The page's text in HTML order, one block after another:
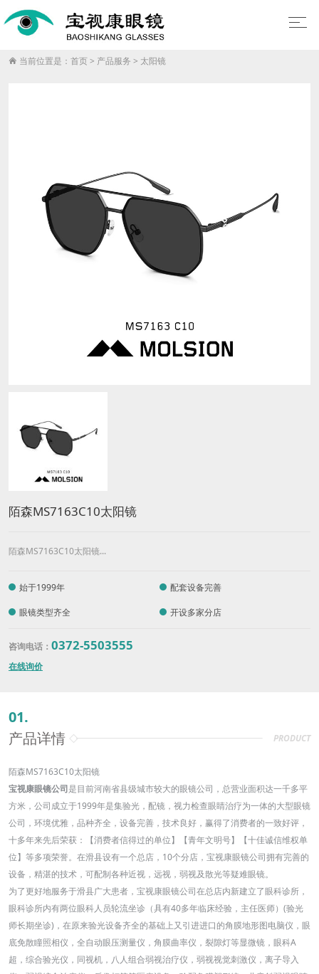
 当前位置是： 首页> 产品服务 > 太阳镜
陌森MS7163C10太阳镜
陌森MS7163C10太阳镜...
始于1999年 配套设备完善
眼镜类型齐全 开设多家分店
咨询电话： 0372-5503555
在线询价
01.
产品详情
PRODUCT
陌森MS7163C10太阳镜
宝视康眼镜公司是目前河南省县级城市较大的眼镜公司，总营业面积达一千多平
方米，公司成立于1999年是集验光，配镜，视力检查眼睛治疗为一体的大型眼镜
公司，环境优雅，品种齐全，设备完善，技术良好，赢得了消费者的一致好评，
十多年来先后荣获：【消费者信得过的单位】【青年文明号】【十佳诚信维权单
位】等多项荣誉。在滑县设有一个总店，10个分店，宝视康眼镜公司拥有完善的
设备，精湛的技术，可配制各种近视，远视，弱视及散光等疑难眼镜。
为了更好地服务于滑县广大患者，宝视康眼镜公司在总店内新建立了眼科诊所，
眼科诊所内有两位眼科人员轮流坐诊（具有40多年临床经验，主任医师）(验光
师长期坐诊)，在原来验光设备齐全的基础上又引进进口的角膜地形图电脑仪，眼
底免散瞳照相仪，全自动眼压测量仪，角膜曲率仪，裂隙灯等显微镜，眼科А
超，综合验光仪，同视机，八人组合弱视治疗仪，弱视视觉刺激仪，离子导入